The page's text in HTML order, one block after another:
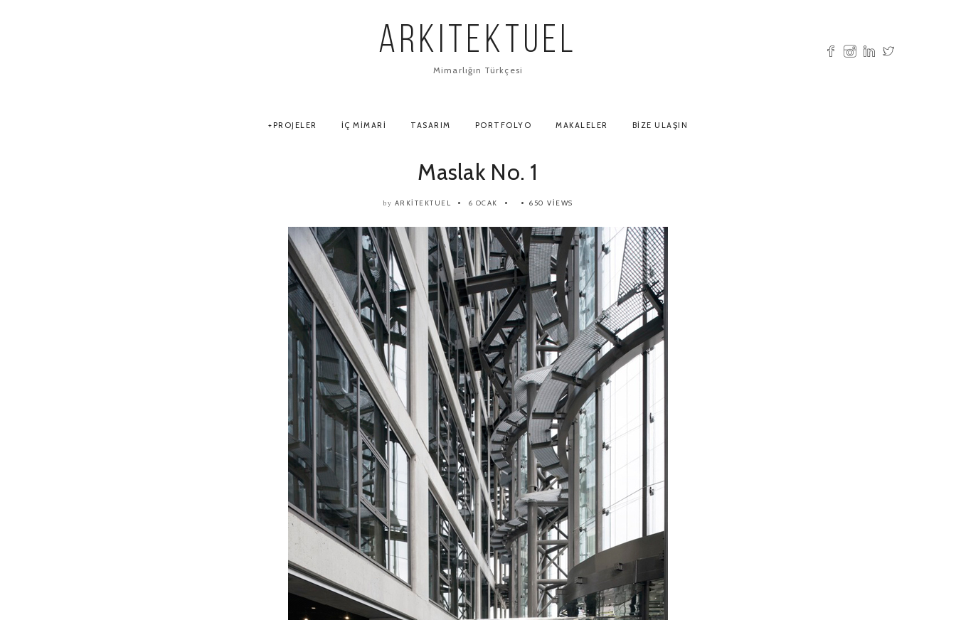
ARKITEKTUEL
Mimarlığın Türkçesi
PROJELER İÇ MIMARI TASARIM PORTFOLYO MAKALELER BIZE ULAŞIN
Maslak No. 1
by ARKITEKTUEL 6 OCAK 650 VIEWS